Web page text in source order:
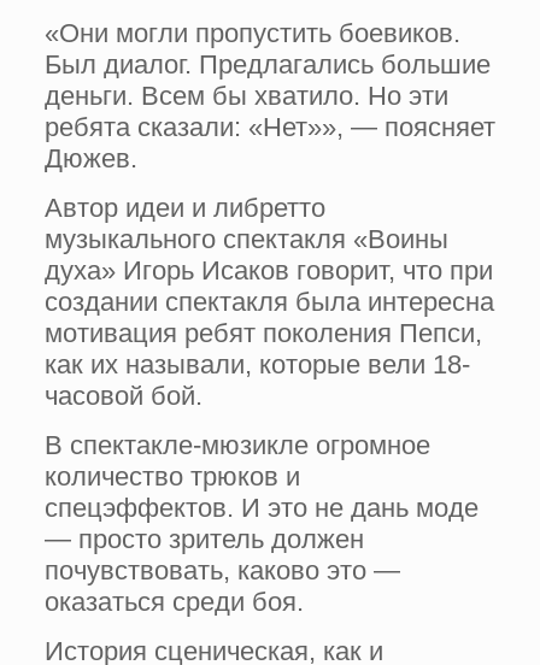
«Они могли пропустить боевиков.
Был диалог. Предлагались большие
деньги. Всем бы хватило. Но эти
ребята сказали: «Нет»», — поясняет
Дюжев.
Автор идеи и либретто
музыкального спектакля «Воины
духа» Игорь Исаков говорит, что при
создании спектакля была интересна
мотивация ребят поколения Пепси,
как их называли, которые вели 18-
часовой бой.
В спектакле-мюзикле огромное
количество трюков и
спецэффектов. И это не дань моде
— просто зритель должен
почувствовать, каково это —
оказаться среди боя.
История сценическая, как и